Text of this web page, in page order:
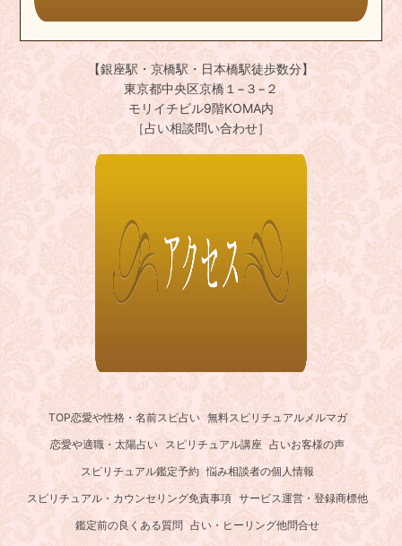
【銀座駅・京橋駅・日本橋駅徒歩数分】
東京都中央区京橋１−３−２
モリイチビル9階KOMA内
［占い相談問い合わせ］
TOP恋愛や性格・名前スピ占い 無料スピリチュアルメルマガ
恋愛や適職・太陽占い
スピリチュアル講座 占いお客様の声
スピリチュアル鑑定予約 悩み相談者の個人情報
スピリチュアル・カウンセリング免責事項 サービス運営・登録商標他
鑑定前の良くある質問 占い・ヒーリング他問合せ